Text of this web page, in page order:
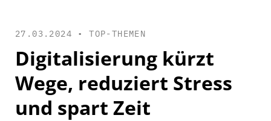
27.03.2024 •TOP-THEMEN
Digitalisierung kürzt
Wege, reduziert Stress
und spart Zeit